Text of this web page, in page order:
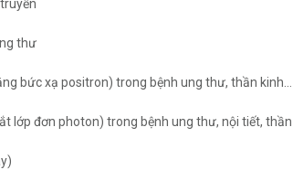
thư
bức xạ positron) trong bệnh ung thư, thần kinh…
lớp đơn photon) trong bệnh ung thư, nội tiết, thần